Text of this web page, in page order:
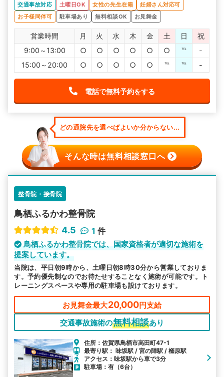
交通事故対応 土曜日OK 女性の先生在籍
妊婦さん対応可
お子様同伴可
駐車場あり 無料相談OK お見舞金
営業時間 月 火 水 木 金 土 日
祝
9:00～13:00
○ ○ ○ ○ ○ ○ ℡
-
15:00～20:00
○ ○ ○ ○ ○ ℡ ℡ -
電話で無料予約をする
どの通院先を選べばよいか分からない...
そんな時は無料相談窓口へ
整骨院・接骨院
鳥栖ふるかわ整骨院
4.5
1 件
鳥栖ふるかわ整骨院では、国家資格者が適切な施術を
提案しています。
当院は、平日朝9時から、土曜日朝8時30分から営業しておりま
す。予約優先制なのでお待たせすることなく施術が可能です。ト
レーニングスペースや専用の駐車場も設けております。
お見舞金最大20,000円支給
交通事故施術の無料相談あり
住所：佐賀県鳥栖市高田町47-1
最寄り駅： 味坂駅 / 宮の陣駅 / 櫛原駅
アクセス：味坂駅から車で3分
駐車場：有（6台）